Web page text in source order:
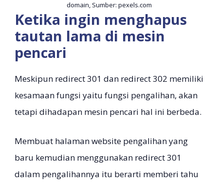
domain, Sumber: pexels.com
Ketika ingin menghapus
tautan lama di mesin
pencari
Meskipun redirect 301 dan redirect 302 memiliki
kesamaan fungsi yaitu fungsi pengalihan, akan
tetapi dihadapan mesin pencari hal ini berbeda.
Membuat halaman website pengalihan yang
baru kemudian menggunakan redirect 301
dalam pengalihannya itu berarti memberi tahu